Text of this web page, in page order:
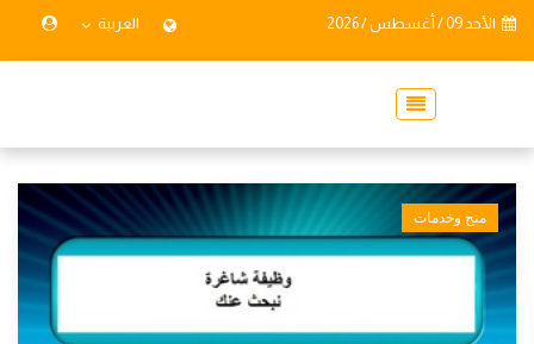
الأحد 09 / أغسطس / 2026 العربية
منح وخدمات